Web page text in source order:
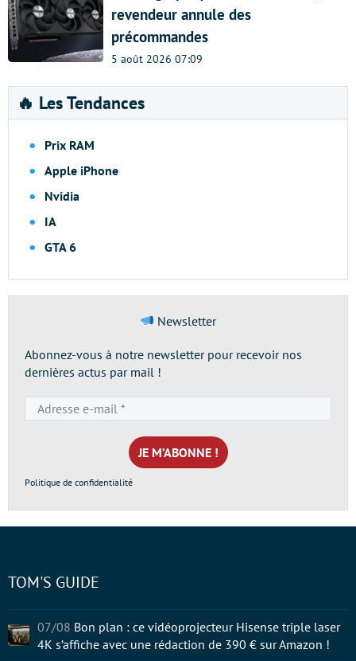
revendeur annule des
précommandes
5 août 2026 07:09
🔥 Les Tendances
Prix RAM
Apple iPhone
Nvidia
IA
GTA 6
Newsletter
Abonnez-vous à notre newsletter pour recevoir nos
dernières actus par mail !
e-
mail
*
Politique de confidentialité
TOM'S GUIDE
07/08 Bon plan : ce vidéoprojecteur Hisense triple laser
4K s’affiche avec une rédaction de 390 € sur Amazon !